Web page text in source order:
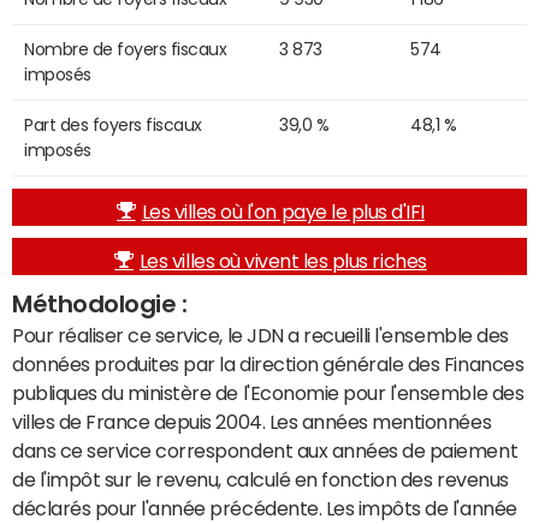
Nombre de foyers fiscaux
imposés
3 873 574
Part des foyers fiscaux
imposés
39,0 % 48,1 %
Les villes où l'on paye le plus d'IFI
Les villes où vivent les plus riches
Méthodologie :
Pour réaliser ce service, le JDN a recueilli l'ensemble des
données produites par la direction générale des Finances
publiques du ministère de l'Economie pour l'ensemble des
villes de France depuis 2004. Les années mentionnées
dans ce service correspondent aux années de paiement
de l'impôt sur le revenu, calculé en fonction des revenus
déclarés pour l'année précédente. Les impôts de l'année